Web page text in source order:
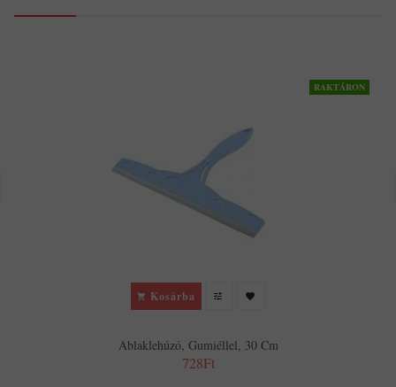
RAKTÁRON
Kosárba
Ablaklehúzó, Gumiéllel, 30 Cm
728Ft